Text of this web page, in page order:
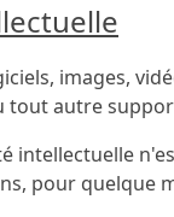
images,
tout autre
intellectuelle
pour quelque